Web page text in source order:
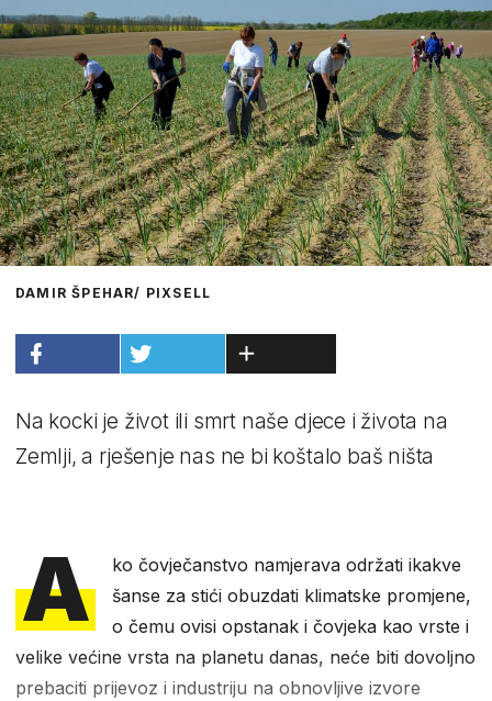
DAMIR ŠPEHAR/ PIXSELL
Na kocki je život ili smrt naše djece i života na
Zemlji, a rješenje nas ne bi koštalo baš ništa
A
ko čovječanstvo namjerava održati ikakve
šanse za stići obuzdati klimatske promjene,
o čemu ovisi opstanak i čovjeka kao vrste i
velike većine vrsta na planetu danas, neće biti dovoljno
prebaciti prijevoz i industriju na obnovljive izvore